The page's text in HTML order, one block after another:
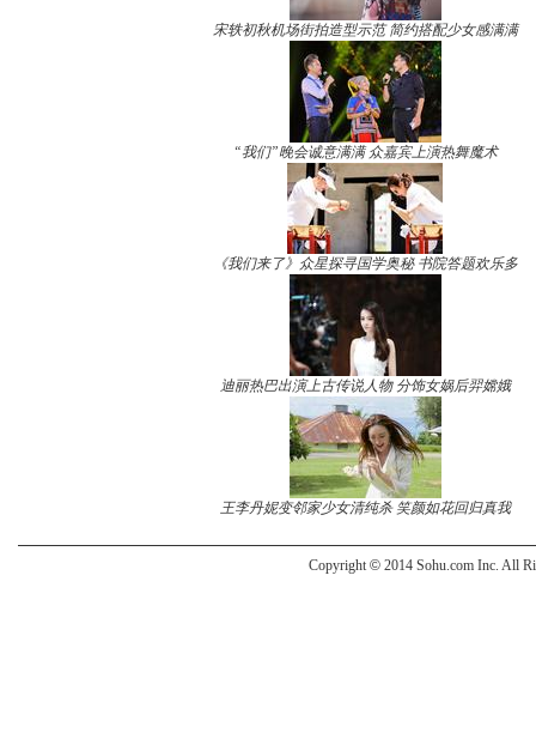
宋轶初秋机场街拍造型示范 简约搭配少女感满满
“我们”晚会诚意满满 众嘉宾上演热舞魔术
《我们来了》众星探寻国学奥秘 书院答题欢乐多
迪丽热巴出演上古传说人物 分饰女娲后羿嫦娥
王李丹妮变邻家少女清纯杀 笑颜如花回归真我
Copyright © 2014 Sohu.com Inc. All